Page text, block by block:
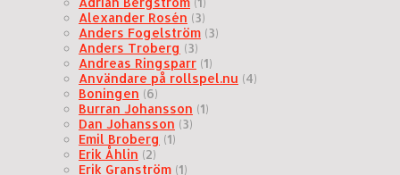
Alexander Rosén (3)
Anders Fogelström (3)
Anders Troberg (3)
Andreas Ringsparr (1)
Användare på rollspel.nu (4)
Boningen (6)
Burran Johansson (1)
Dan Johansson (3)
Emil Broberg (1)
Erik Åhlin (2)
Erik Granström (1)